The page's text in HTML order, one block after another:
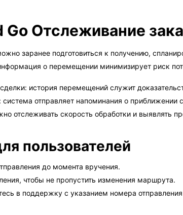
Go Отслеживание
заранее подготовиться к получению,
о перемещении минимизирует риск
история перемещений служит
отправляет напоминания о приближении
отслеживать скорость обработки и выявлять
пользователей
до момента вручения.
чтобы не пропустить изменения маршрута.
в поддержку с указанием номера